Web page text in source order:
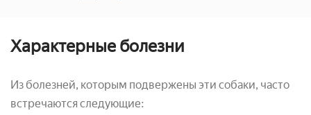
Характерные болезни
Из болезней, которым подвержены эти собаки, часто
встречаются следующие: